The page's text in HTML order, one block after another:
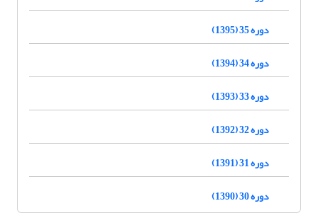
دوره 35 (1395)
دوره 34 (1394)
دوره 33 (1393)
دوره 32 (1392)
دوره 31 (1391)
دوره 30 (1390)